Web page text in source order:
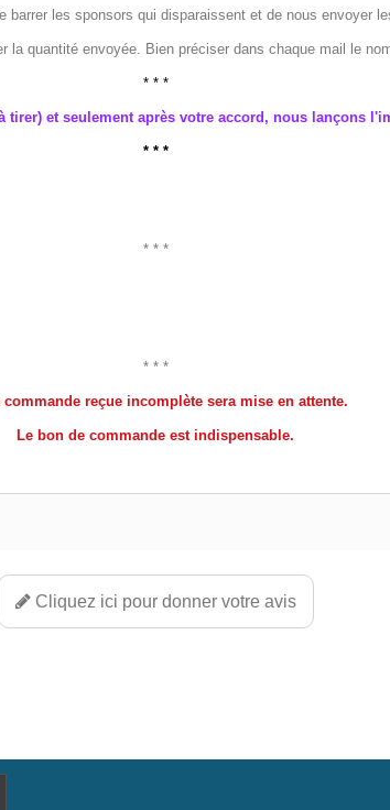
les sponsors qui disparaissent et de nous envoyer
quantité envoyée. Bien préciser dans chaque mail le
* * *
et seulement après votre accord, nous lançons
* * *
* * *
* * *
commande reçue incomplète sera mise en attente.
Le bon de commande est indispensable.
Cliquez ici pour donner votre avis